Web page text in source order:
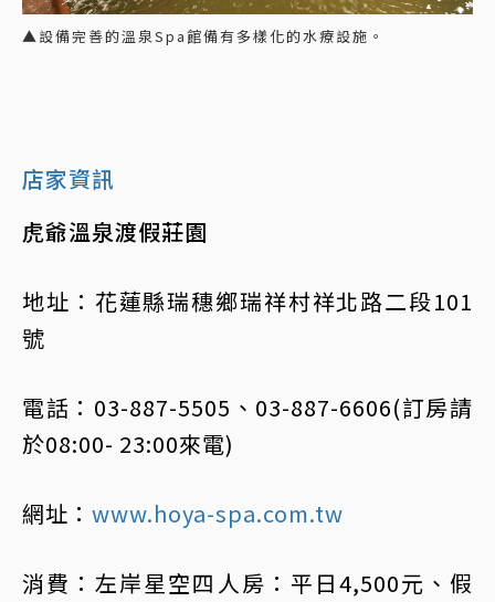
▲設備完善的溫泉Spa館備有多樣化的水療設施。
店家資訊
虎爺溫泉渡假莊園
地址：花蓮縣瑞穗鄉瑞祥村祥北路二段101
號
電話：03-887-5505、03-887-6606(訂房請
於08:00- 23:00來電)
網址： www.hoya-spa.com.tw
消費：左岸星空四人房：平日4,500元、假